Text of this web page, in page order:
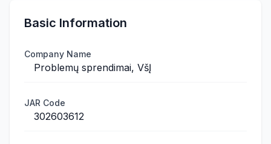
Basic Information
Company Name
Problemų sprendimai, VšĮ
JAR Code
302603612